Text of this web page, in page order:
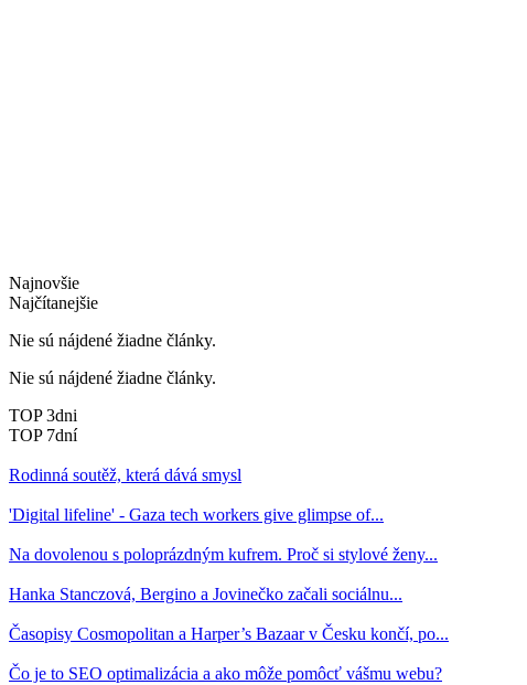
Najnovšie
Najčítanejšie
Nie sú nájdené žiadne články.
Nie sú nájdené žiadne články.
TOP 3dni
TOP 7dní
Rodinná soutěž, která dává smysl
'Digital lifeline' - Gaza tech workers give glimpse of...
Na dovolenou s poloprázdným kufrem. Proč si stylové ženy...
Hanka Stanczová, Bergino a Jovinečko začali sociálnu...
Časopisy Cosmopolitan a Harper’s Bazaar v Česku končí, po...
Čo je to SEO optimalizácia a ako môže pomôcť vášmu webu?